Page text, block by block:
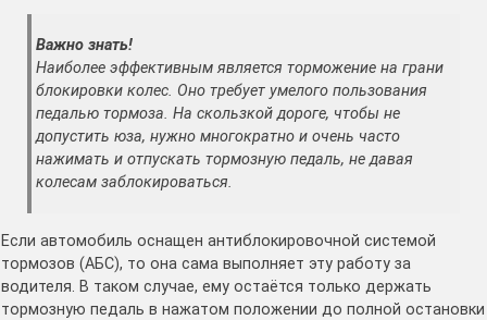
Важно знать!
Наиболее эффективным является торможение на грани
блокировки колес. Оно требует умелого пользования
педалью тормоза. На скользкой дороге, чтобы не
допустить юза, нужно многократно и очень часто
нажимать и отпускать тормозную педаль, не давая
колесам заблокироваться.
Если автомобиль оснащен антиблокировочной системой
тормозов (АБС), то она сама выполняет эту работу за
водителя. В таком случае, ему остаётся только держать
тормозную педаль в нажатом положении до полной остановки